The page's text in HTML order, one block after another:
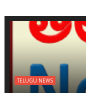
TELUGU NEWS